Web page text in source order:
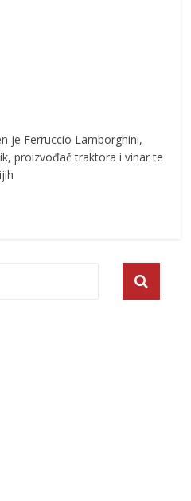
je Ferruccio Lamborghini,
proizvođač traktora i vinar te